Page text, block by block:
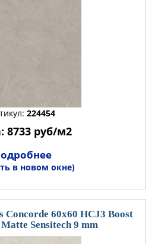
224454
8733 руб/м2
в новом окне)
Concorde 60x60 HCJ3 Boost
Sensitech 9 mm